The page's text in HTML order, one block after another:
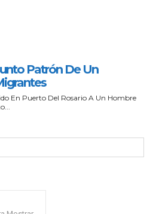
Patrón De Un
En Puerto Del Rosario A Un Hombre